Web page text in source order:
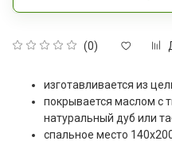
(0)
изготавливается из
покрывается маслом с
натуральный дуб или
спальное место